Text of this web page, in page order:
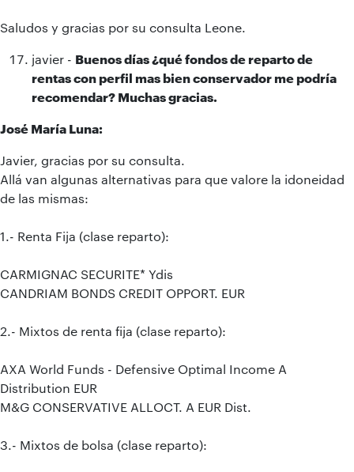
Saludos y gracias por su consulta Leone.
javier - Buenos días ¿qué fondos de reparto de
rentas con perfil mas bien conservador me podría
recomendar? Muchas gracias.
José María Luna:
Javier, gracias por su consulta.
Allá van algunas alternativas para que valore la idoneidad
de las mismas:
1.- Renta Fija (clase reparto):
CARMIGNAC SECURITE* Ydis
CANDRIAM BONDS CREDIT OPPORT. EUR
2.- Mixtos de renta fija (clase reparto):
AXA World Funds - Defensive Optimal Income A
Distribution EUR
M&G CONSERVATIVE ALLOCT. A EUR Dist.
3.- Mixtos de bolsa (clase reparto):